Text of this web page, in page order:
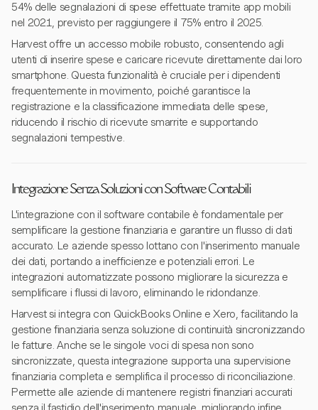
54% delle segnalazioni di spese effettuate tramite app mobili
nel 2021, previsto per raggiungere il 75% entro il 2025.
Harvest offre un accesso mobile robusto, consentendo agli
utenti di inserire spese e caricare ricevute direttamente dai loro
smartphone. Questa funzionalità è cruciale per i dipendenti
frequentemente in movimento, poiché garantisce la
registrazione e la classificazione immediata delle spese,
riducendo il rischio di ricevute smarrite e supportando
segnalazioni tempestive.
Integrazione Senza Soluzioni con Software Contabili
L'integrazione con il software contabile è fondamentale per
semplificare la gestione finanziaria e garantire un flusso di dati
accurato. Le aziende spesso lottano con l'inserimento manuale
dei dati, portando a inefficienze e potenziali errori. Le
integrazioni automatizzate possono migliorare la sicurezza e
semplificare i flussi di lavoro, eliminando le ridondanze.
Harvest si integra con QuickBooks Online e Xero, facilitando la
gestione finanziaria senza soluzione di continuità sincronizzando
le fatture. Anche se le singole voci di spesa non sono
sincronizzate, questa integrazione supporta una supervisione
finanziaria completa e semplifica il processo di riconciliazione.
Permette alle aziende di mantenere registri finanziari accurati